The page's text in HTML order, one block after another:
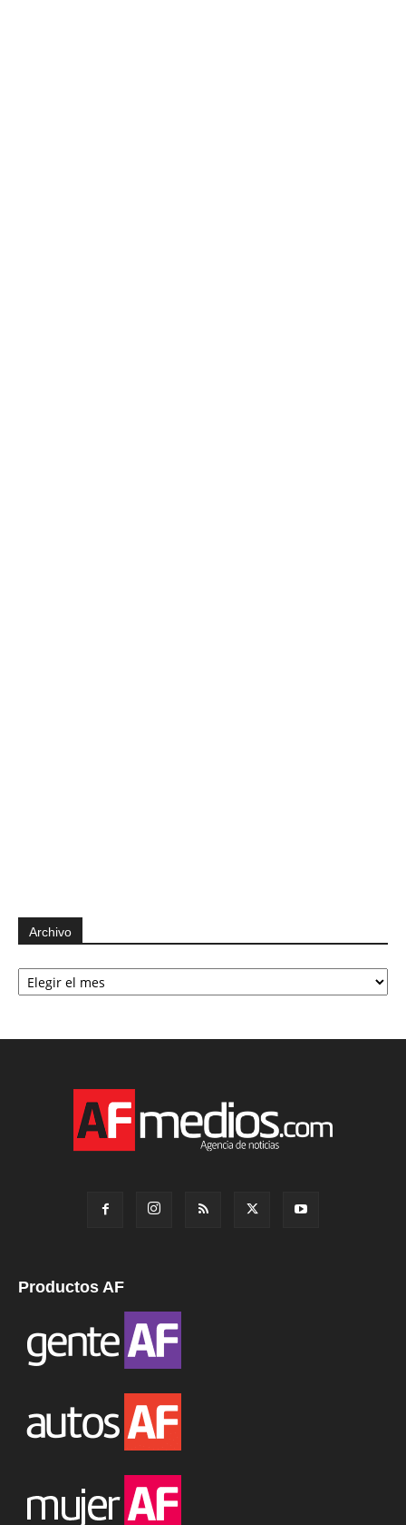
Archivo
Archivo
Productos AF